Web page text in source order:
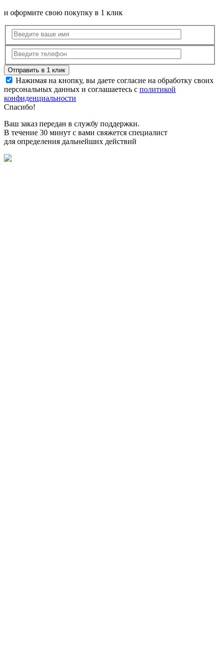
и оформите свою покупку в 1 клик
Нажимая на кнопку, вы даете согласие на обработку своих
персональных данных и соглашаетесь с политикой
конфиденциальности
Спасибо!
Ваш заказ передан в службу поддержки.
В течение 30 минут с вами свяжется специалист
для определения дальнейших действий